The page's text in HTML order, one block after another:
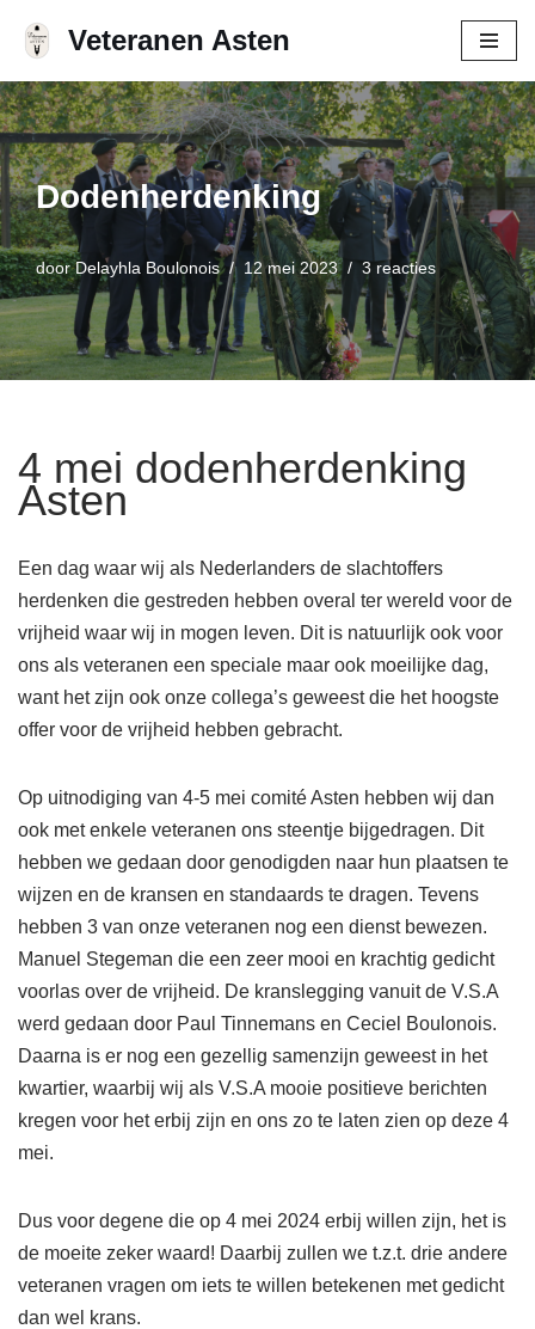
naar
de
inhoud
Veteranen Asten
Dodenherdenking
doorDelayhla Boulonois 12 mei 2023 3 reacties
4 mei dodenherdenking
Asten
Een dag waar wij als Nederlanders de slachtoffers
herdenken die gestreden hebben overal ter wereld voor de
vrijheid waar wij in mogen leven. Dit is natuurlijk ook voor
ons als veteranen een speciale maar ook moeilijke dag,
want het zijn ook onze collega’s geweest die het hoogste
offer voor de vrijheid hebben gebracht.
Op uitnodiging van 4-5 mei comité Asten hebben wij dan
ook met enkele veteranen ons steentje bijgedragen. Dit
hebben we gedaan door genodigden naar hun plaatsen te
wijzen en de kransen en standaards te dragen. Tevens
hebben 3 van onze veteranen nog een dienst bewezen.
Manuel Stegeman die een zeer mooi en krachtig gedicht
voorlas over de vrijheid. De kranslegging vanuit de V.S.A
werd gedaan door Paul Tinnemans en Ceciel Boulonois.
Daarna is er nog een gezellig samenzijn geweest in het
kwartier, waarbij wij als V.S.A mooie positieve berichten
kregen voor het erbij zijn en ons zo te laten zien op deze 4
mei.
Dus voor degene die op 4 mei 2024 erbij willen zijn, het is
de moeite zeker waard! Daarbij zullen we t.z.t. drie andere
veteranen vragen om iets te willen betekenen met gedicht
dan wel krans.